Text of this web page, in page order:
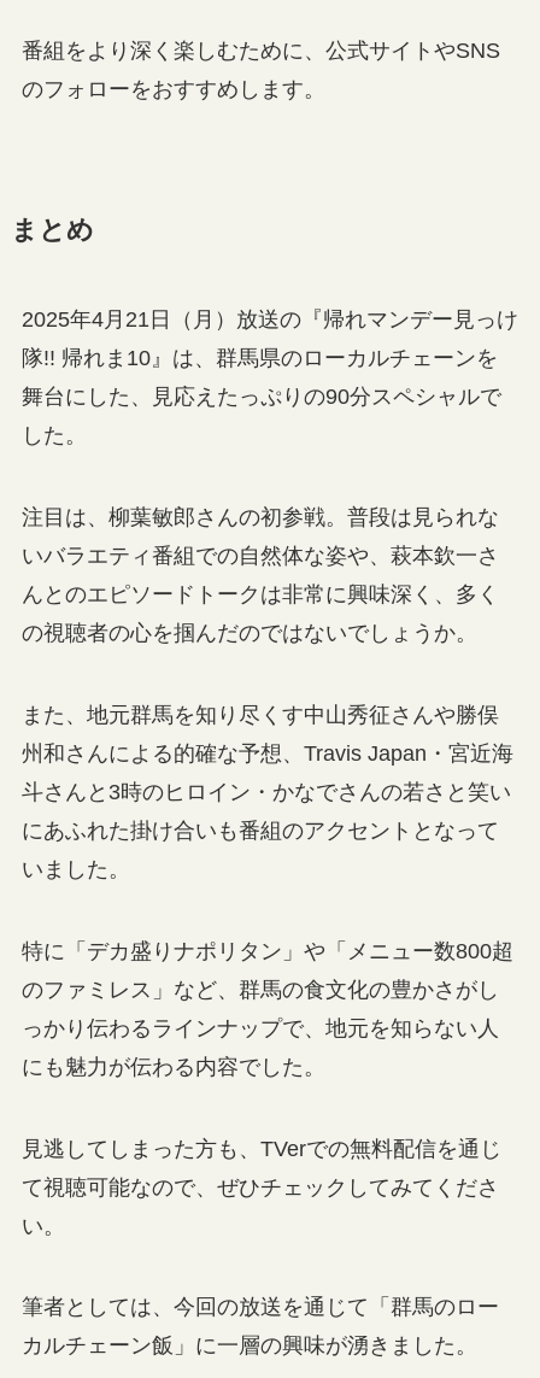
番組をより深く楽しむために、公式サイトやSNS
のフォローをおすすめします。
まとめ
2025年4月21日（月）放送の『帰れマンデー見っけ
隊!! 帰れま10』は、群馬県のローカルチェーンを
舞台にした、見応えたっぷりの90分スペシャルで
した。
注目は、柳葉敏郎さんの初参戦。普段は見られな
いバラエティ番組での自然体な姿や、萩本欽一さ
んとのエピソードトークは非常に興味深く、多く
の視聴者の心を掴んだのではないでしょうか。
また、地元群馬を知り尽くす中山秀征さんや勝俣
州和さんによる的確な予想、Travis Japan・宮近海
斗さんと3時のヒロイン・かなでさんの若さと笑い
にあふれた掛け合いも番組のアクセントとなって
いました。
特に「デカ盛りナポリタン」や「メニュー数800超
のファミレス」など、群馬の食文化の豊かさがし
っかり伝わるラインナップで、地元を知らない人
にも魅力が伝わる内容でした。
見逃してしまった方も、TVerでの無料配信を通じ
て視聴可能なので、ぜひチェックしてみてくださ
い。
筆者としては、今回の放送を通じて「群馬のロー
カルチェーン飯」に一層の興味が湧きました。